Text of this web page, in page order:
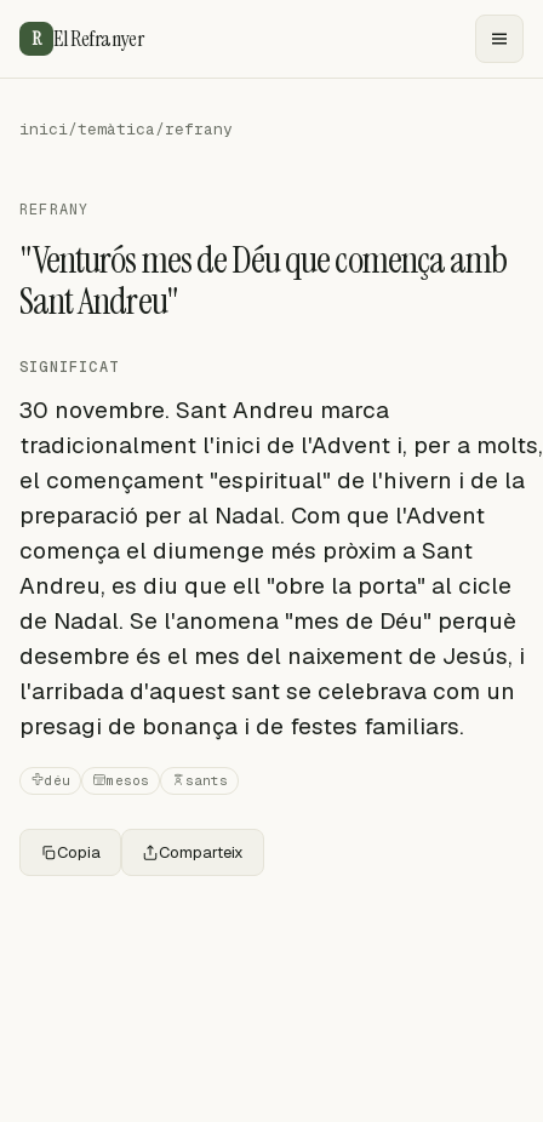
R El Refranyer
inici/temàtica/refrany
REFRANY
"Venturós mes de Déu que comença amb
Sant Andreu"
SIGNIFICAT
30 novembre. Sant Andreu marca
tradicionalment l'inici de l'Advent i, per a molts,
el començament "espiritual" de l'hivern i de la
preparació per al Nadal. Com que l'Advent
comença el diumenge més pròxim a Sant
Andreu, es diu que ell "obre la porta" al cicle
de Nadal. Se l'anomena "mes de Déu" perquè
desembre és el mes del naixement de Jesús, i
l'arribada d'aquest sant se celebrava com un
presagi de bonança i de festes familiars.
déu mesos sants
Copia Comparteix